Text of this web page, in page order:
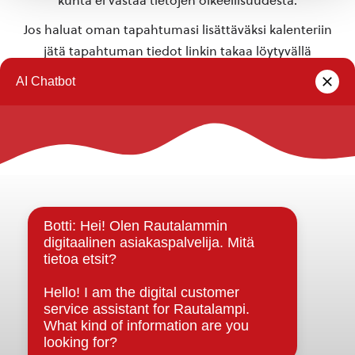
Jos haluat oman tapahtumasi lisättäväksi kalenteriin
jätä tapahtuman tiedot linkin takaa löytyvällä
Rautalammin kunta
Strategiat, ohjelmat, ohjeet, suunnitelmat, säännöt ja
sopimukset
Asiakirjajulkisuuskuvaus
Evästeet
Saavutettavuusseloste
Tietosuoja